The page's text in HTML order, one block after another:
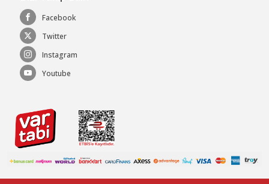
Facebook
Twitter
Instagram
Youtube